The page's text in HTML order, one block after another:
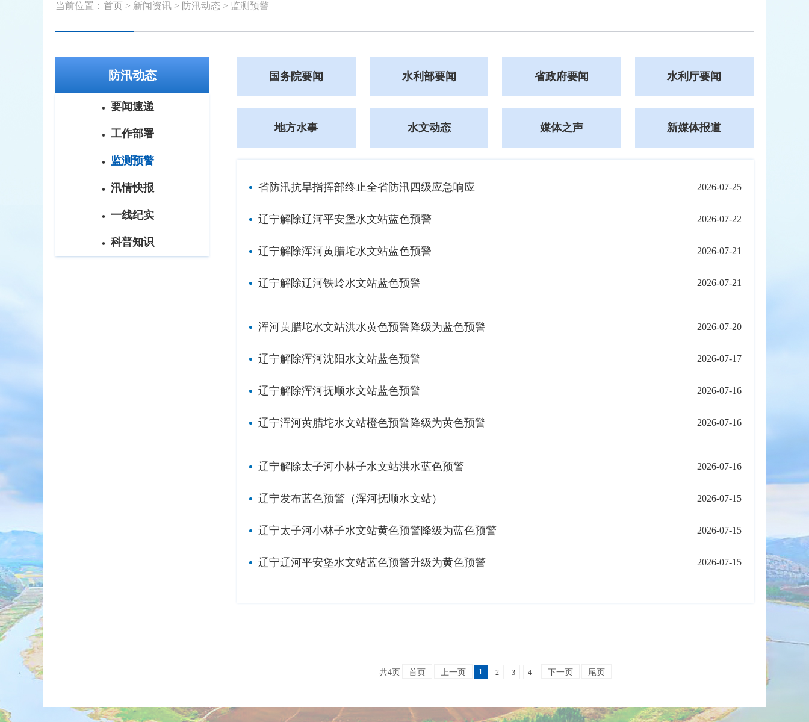
当前位置： 首页 > 新闻资讯 > 防汛动态 > 监测预警
防汛动态
要闻速递
工作部署
监测预警
汛情快报
一线纪实
科普知识
国务院要闻 水利部要闻 省政府要闻 水利厅要闻
地方水事 水文动态 媒体之声 新媒体报道
省防汛抗旱指挥部终止全省防汛四级应急响应 2026-07-25
辽宁解除辽河平安堡水文站蓝色预警 2026-07-22
辽宁解除浑河黄腊坨水文站蓝色预警 2026-07-21
辽宁解除辽河铁岭水文站蓝色预警 2026-07-21
浑河黄腊坨水文站洪水黄色预警降级为蓝色预警 2026-07-20
辽宁解除浑河沈阳水文站蓝色预警 2026-07-17
辽宁解除浑河抚顺水文站蓝色预警 2026-07-16
辽宁浑河黄腊坨水文站橙色预警降级为黄色预警 2026-07-16
辽宁解除太子河小林子水文站洪水蓝色预警 2026-07-16
辽宁发布蓝色预警（浑河抚顺水文站） 2026-07-15
辽宁太子河小林子水文站黄色预警降级为蓝色预警 2026-07-15
辽宁辽河平安堡水文站蓝色预警升级为黄色预警 2026-07-15
共4页 首页 上一页 1 2 3 4 下一页 尾页